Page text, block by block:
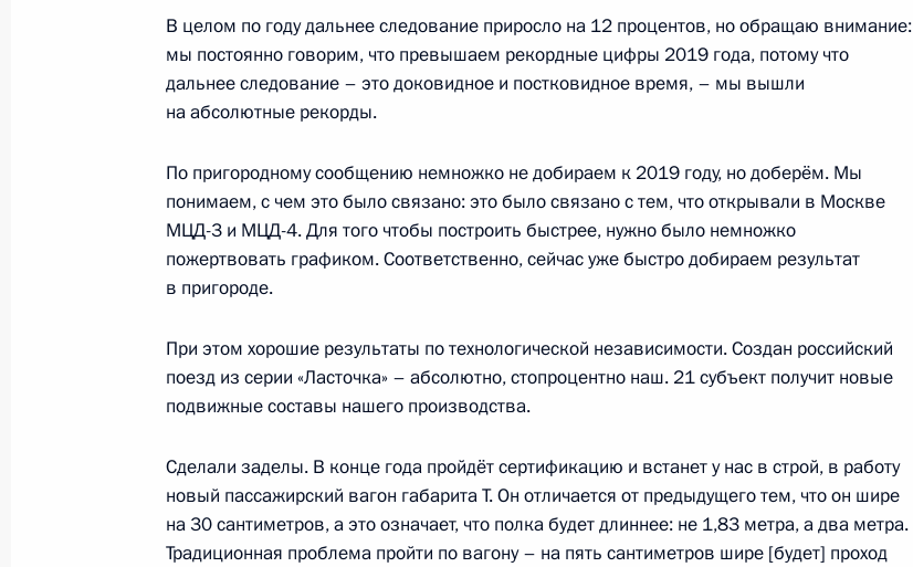
Открытие объектов транспортной инфраструктуры Москвы
9 сентября 2023 года, 13:15
Открытие движения по третьему Московскому центральному
диаметру
17 августа 2023 года, 14:50
Пленарное заседание Форума будущих технологий
13 июля 2023 года, 18:15
Выставка передовых разработок в области квантовых технологий
13 июля 2023 года, 15:05
В целом по году дальнее следование приросло на 12 процентов, но обращаю внимание:
мы постоянно говорим, что превышаем рекордные цифры 2019 года, потому что
дальнее следование – это доковидное и постковидное время, – мы вышли
на абсолютные рекорды.
По пригородному сообщению немножко не добираем к 2019 году, но доберём. Мы
понимаем, с чем это было связано: это было связано с тем, что открывали в Москве
МЦД-3 и МЦД-4. Для того чтобы построить быстрее, нужно было немножко
пожертвовать графиком. Соответственно, сейчас уже быстро добираем результат
в пригороде.
При этом хорошие результаты по технологической независимости. Создан российский
поезд из серии «Ласточка» – абсолютно, стопроцентно наш. 21 субъект получит новые
подвижные составы нашего производства.
Сделали заделы. В конце года пройдёт сертификацию и встанет у нас в строй, в работу
новый пассажирский вагон габарита Т. Он отличается от предыдущего тем, что он шире
на 30 сантиметров, а это означает, что полка будет длиннее: не 1,83 метра, а два метра.
Традиционная проблема пройти по вагону – на пять сантиметров шире [будет] проход